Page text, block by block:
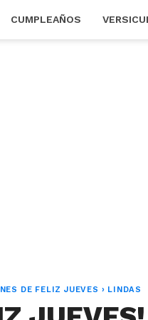
CUMPLEAÑOS
DE FELIZ JUEVES › LINDAS